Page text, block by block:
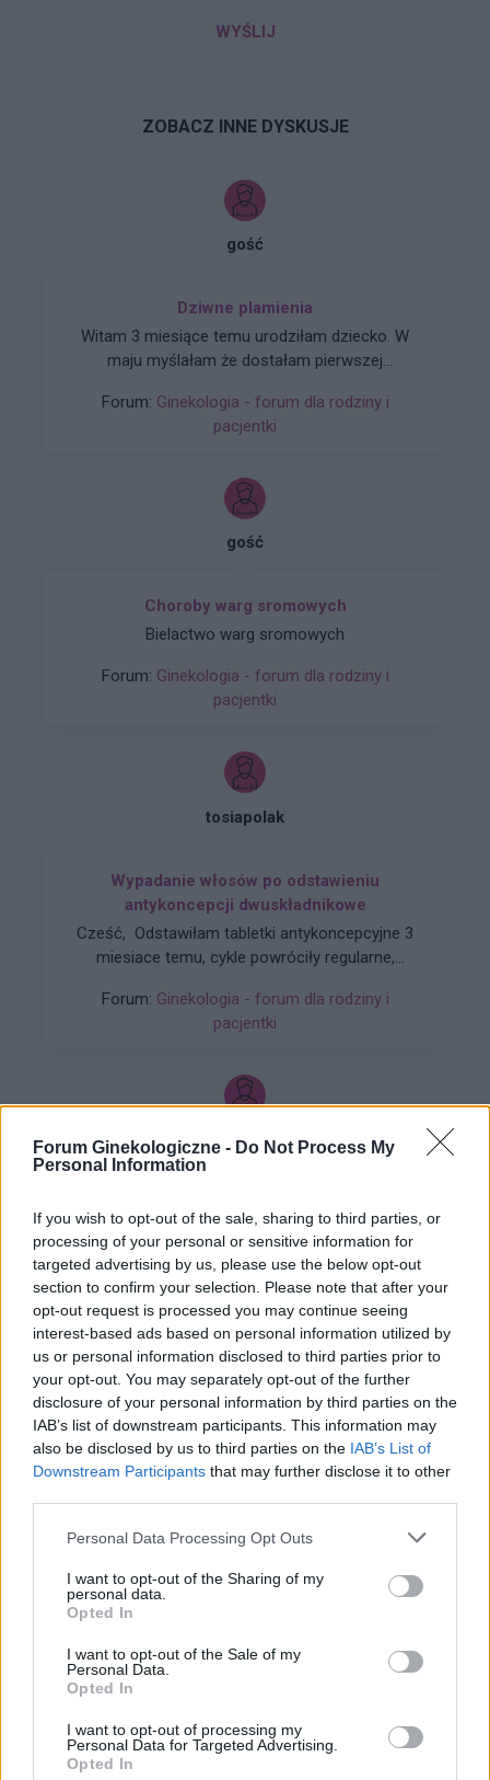
Forum Ginekologiczne - Do Not Process My
Personal Information
If you wish to opt-out of the sale, sharing to third parties, or
processing of your personal or sensitive information for
targeted advertising by us, please use the below opt-out
section to confirm your selection. Please note that after your
opt-out request is processed you may continue seeing
interest-based ads based on personal information utilized by
us or personal information disclosed to third parties prior to
your opt-out. You may separately opt-out of the further
disclosure of your personal information by third parties on the
IAB’s list of downstream participants. This information may
also be disclosed by us to third parties on the IAB’s List of
Downstream Participants that may further disclose it to other
Personal Data Processing Opt Outs
I want to opt-out of the Sharing of my
personal data.
Opted In
I want to opt-out of the Sale of my
Personal Data.
Opted In
I want to opt-out of processing my
Personal Data for Targeted Advertising.
Opted In
WYŚLIJ
ZOBACZ INNE DYSKUSJE
gość
Dziwne plamienia
Witam 3 miesiące temu urodziłam dziecko. W
maju myślałam że dostałam pierwszej
typowe jak na okres. Przypominało to bardziej
takie plamienie i to nie żywą różową Kris ze
dnia był a na drugi dzień było czysto. I robi się
mi tak co 2 tyg raz trwa 3 dni a raz 6 jak przy
Forum: Ginekologia - forum dla rodziny i
pacjentki
gość
Choroby warg sromowych
Bielactwo warg sromowych
Forum: Ginekologia - forum dla rodziny i
pacjentki
tosiapolak
Wypadanie włosów po odstawieniu
antykoncepcji dwuskładnikowe
Cześć, Odstawiłam tabletki antykoncepcyjne 3
miesiace temu, cykle powróciły regularne,
zwiększone wypadanie włosów oraz pieczenie
skory glowy przy dotyku. Kiedy u Was po
zmniejszyło wypadanie włosów? Też miałyście
takie problemy?
Forum: Ginekologia - forum dla rodziny i
pacjentki
gość
Mam planowany zabieg histeroskopii od kilku
miesięcy. Ze względu na problemy hormonalne
mam nieregularne miesiaczki. Tak się składa, że
mam zabieg a pojawiła mi się miesiączka. Czy
podczas lekkich plamień na początku cyklu
można wykonać zabieg?
Forum: Ginekologia - forum dla rodziny i
pacjentki
POWIĄZANE
Tematy przezierność karkowa spirala
Reklama: